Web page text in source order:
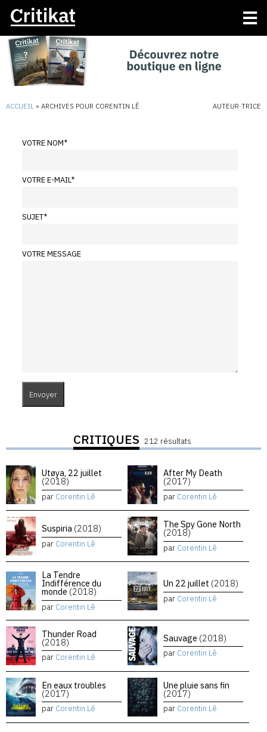
ACCUEIL » ARCHIVES POUR CORENTIN LÊ AUTEUR·TRICE
VOTRE NOM*
VOTRE E-MAIL*
SUJET*
VOTRE MESSAGE
CRITIQUES 212 résultats
Utøya, 22 juillet
(2018)
par Corentin Lê
After My Death
(2017)
par Corentin Lê
Suspiria (2018)
par Corentin Lê
The Spy Gone North
(2018)
par Corentin Lê
La Tendre
Indifférence du
monde (2018)
par Corentin Lê
Un 22 juillet (2018)
par Corentin Lê
Thunder Road
(2018)
par Corentin Lê
Sauvage (2018)
par Corentin Lê
En eaux troubles
(2017)
par Corentin Lê
Une pluie sans fin
(2017)
par Corentin Lê